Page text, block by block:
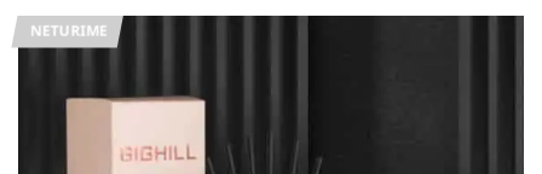
NETURIME